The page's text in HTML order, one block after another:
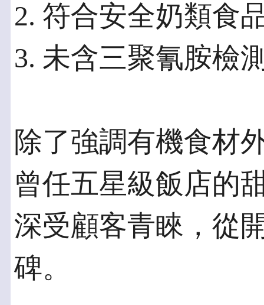
2. 符合安全奶類食
3. 未含三聚氰胺檢
除了強調有機食材
曾任五星級飯店的
深受顧客青睞，從
碑。